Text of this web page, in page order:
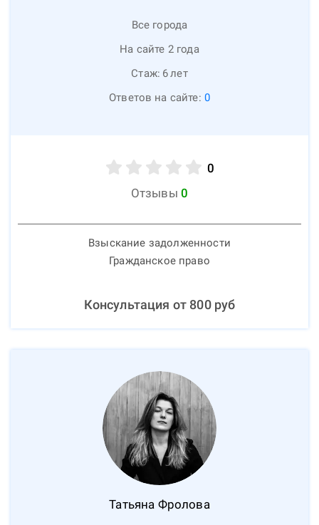
Все города
На сайте 2 года
Стаж: 6лет
Ответов на сайте: 0
0
Отзывы 0
Взыскание задолженности
Гражданское право
Консультация от 800руб
Татьяна Фролова